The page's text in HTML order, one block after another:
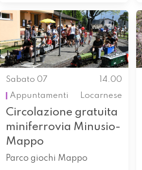
Sabato 07
14.00
Appuntamenti
Locarnese
Circolazione gratuita
miniferrovia Minusio-
Mappo
Parco giochi Mappo